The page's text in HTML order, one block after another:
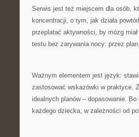
Serwis jest też miejscem dla osób,
koncentracji, o tym, jak działa
przeplatać aktywności, by mózg
testu bez zarywania nocy: przez
Ważnym elementem jest język:
zastosować wskazówki w praktyce.
idealnych planów – dopasowanie.
każdego dziecka, w zależności od